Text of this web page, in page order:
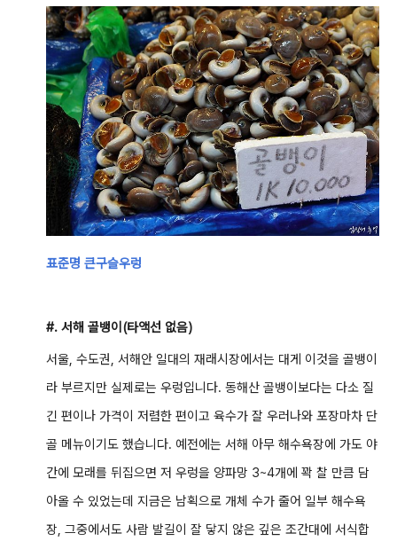
표준명 큰구슬우렁
#. 서해 골뱅이(타액선 없음)
서울, 수도권, 서해안 일대의 재래시장에서는 대게 이것을 골뱅이
라 부르지만 실제로는 우렁입니다. 동해산 골뱅이보다는 다소 질
긴 편이나 가격이 저렴한 편이고 육수가 잘 우러나와 포장마차 단
골 메뉴이기도 했습니다. 예전에는 서해 아무 해수욕장에 가도 야
간에 모래를 뒤집으면 저 우렁을 양파망 3~4개에 꽉 찰 만큼 담
아올 수 있었는데 지금은 남획으로 개체 수가 줄어 일부 해수욕
장, 그중에서도 사람 발길이 잘 닿지 않은 깊은 조간대에 서식합